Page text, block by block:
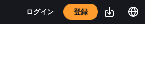
ログイン 登録